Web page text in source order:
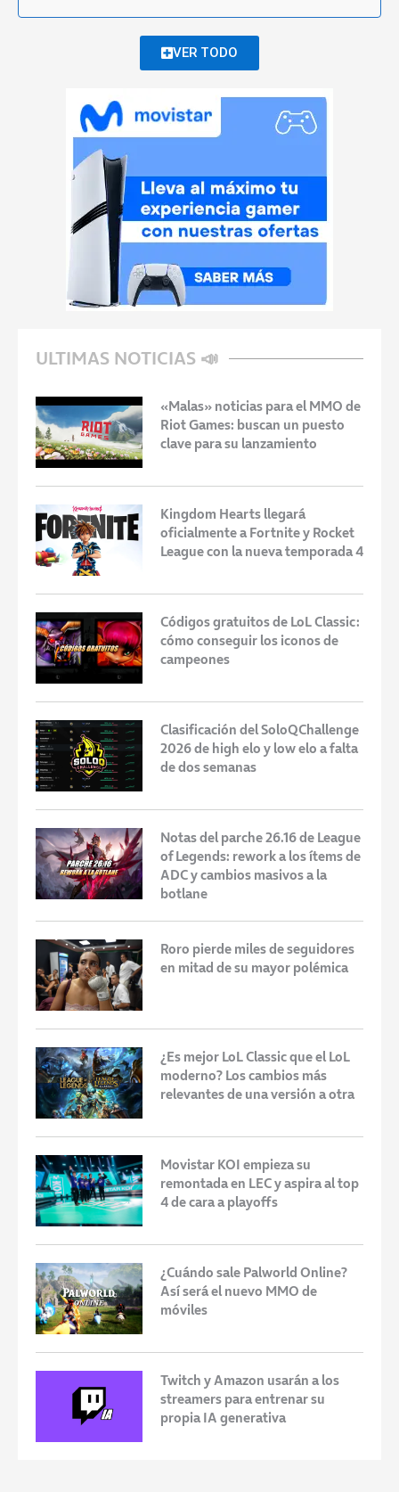
VER TODO
ULTIMAS NOTICIAS 📣
«Malas» noticias para el MMO de
Riot Games: buscan un puesto
clave para su lanzamiento
Kingdom Hearts llegará
oficialmente a Fortnite y Rocket
League con la nueva temporada 4
Códigos gratuitos de LoL Classic:
cómo conseguir los iconos de
campeones
Clasificación del SoloQChallenge
2026 de high elo y low elo a falta
de dos semanas
Notas del parche 26.16 de League
of Legends: rework a los ítems de
ADC y cambios masivos a la
botlane
Roro pierde miles de seguidores
en mitad de su mayor polémica
¿Es mejor LoL Classic que el LoL
moderno? Los cambios más
relevantes de una versión a otra
Movistar KOI empieza su
remontada en LEC y aspira al top
4 de cara a playoffs
¿Cuándo sale Palworld Online?
Así será el nuevo MMO de
móviles
Twitch y Amazon usarán a los
streamers para entrenar su
propia IA generativa